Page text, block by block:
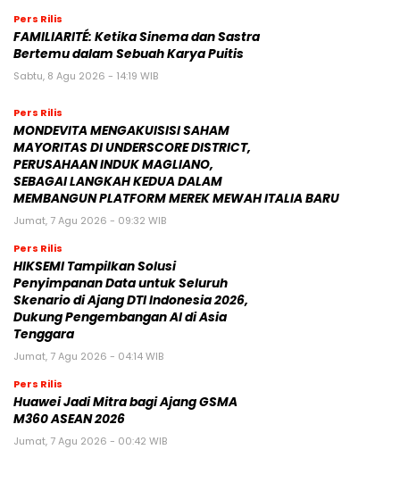
Pers Rilis
FAMILIARITÉ: Ketika Sinema dan Sastra
Bertemu dalam Sebuah Karya Puitis
Sabtu, 8 Agu 2026 - 14:19 WIB
Pers Rilis
MONDEVITA MENGAKUISISI SAHAM
MAYORITAS DI UNDERSCORE DISTRICT,
PERUSAHAAN INDUK MAGLIANO,
SEBAGAI LANGKAH KEDUA DALAM
MEMBANGUN PLATFORM MEREK MEWAH ITALIA BARU
Jumat, 7 Agu 2026 - 09:32 WIB
Pers Rilis
HIKSEMI Tampilkan Solusi
Penyimpanan Data untuk Seluruh
Skenario di Ajang DTI Indonesia 2026,
Dukung Pengembangan AI di Asia
Tenggara
Jumat, 7 Agu 2026 - 04:14 WIB
Pers Rilis
Huawei Jadi Mitra bagi Ajang GSMA
M360 ASEAN 2026
Jumat, 7 Agu 2026 - 00:42 WIB